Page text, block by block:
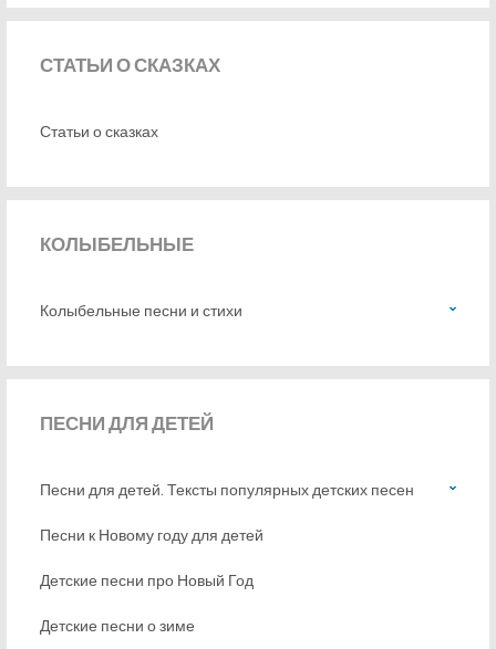
СТАТЬИО СКАЗКАХ
Статьи о сказках
КОЛЫБЕЛЬНЫЕ
Колыбельные песни и стихи
ПЕСНИДЛЯ ДЕТЕЙ
Песни для детей. Тексты популярных детских песен
Песни к Новому году для детей
Детские песни про Новый Год
Детские песни о зиме